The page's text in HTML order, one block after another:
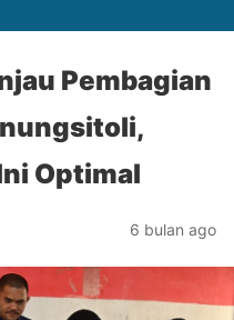
Pembagian
Optimal
6 bulan ago